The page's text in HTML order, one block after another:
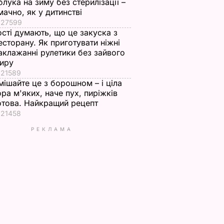
на зиму без стерилізації –
як у дитинстві
27599
думають, що це закуска з
Як приготувати ніжні
рулетики без зайвого
21589
це з борошном – і ціла
м'яких, наче пух, пиріжків
Найкращий рецепт
21458
РЕКЛАМА